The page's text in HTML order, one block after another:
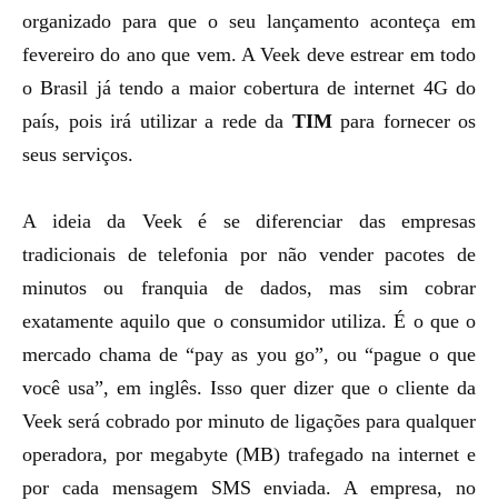
organizado para que o seu lançamento aconteça em
fevereiro do ano que vem. A Veek deve estrear em todo
o Brasil já tendo a maior cobertura de internet 4G do
país, pois irá utilizar a rede da TIMpara fornecer os
seus serviços.
A ideia da Veek é se diferenciar das empresas
tradicionais de telefonia por não vender pacotes de
minutos ou franquia de dados, mas sim cobrar
exatamente aquilo que o consumidor utiliza. É o que o
mercado chama de “pay as you go”, ou “pague o que
você usa”, em inglês. Isso quer dizer que o cliente da
Veek será cobrado por minuto de ligações para qualquer
operadora, por megabyte (MB) trafegado na internet e
por cada mensagem SMS enviada. A empresa, no